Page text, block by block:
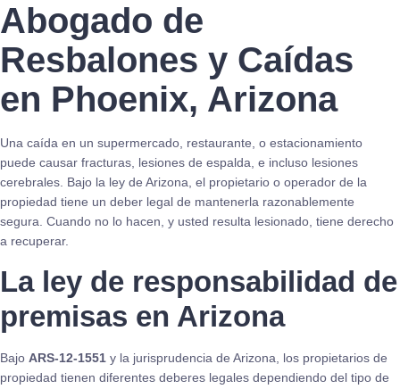
Abogado de
Resbalones y Caídas
en Phoenix, Arizona
Una caída en un supermercado, restaurante, o estacionamiento
puede causar fracturas, lesiones de espalda, e incluso lesiones
cerebrales. Bajo la ley de Arizona, el propietario o operador de la
propiedad tiene un deber legal de mantenerla razonablemente
segura. Cuando no lo hacen, y usted resulta lesionado, tiene derecho
a recuperar.
La ley de responsabilidad de
premisas en Arizona
Bajo ARS-12-1551 y la jurisprudencia de Arizona, los propietarios de
propiedad tienen diferentes deberes legales dependiendo del tipo de